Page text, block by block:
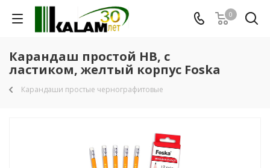
0
Карандаш простой HB, с
ластиком, желтый корпус Foska
Карандаши простые чернографитовые